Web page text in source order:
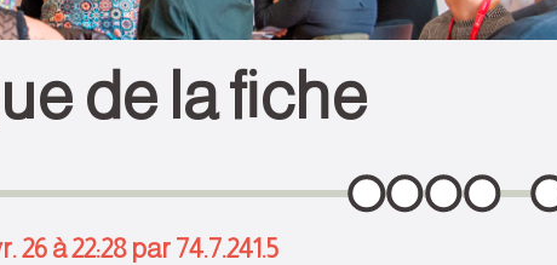
de la fiche
à 22:28 par 74.7.241.5